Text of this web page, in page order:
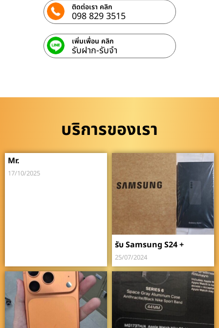
ติดต่อเรา คลิก
098 829 3515
เพิ่มเพื่อน คลิก
รับฝาก-รับจํา
บริการของเรา
Mr.
17/10/2025
รับ Samsung S24 +
25/07/2024